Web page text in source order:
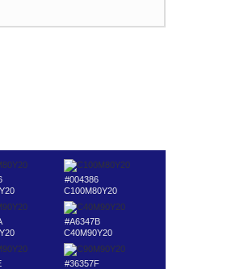
#004386
C100M80Y20
#A6347B
C40M90Y20
#36357F